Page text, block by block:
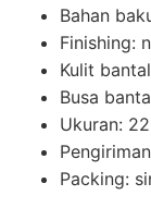
Bahan
Finishing:
Kulit
Busa
Ukuran:
Packing: